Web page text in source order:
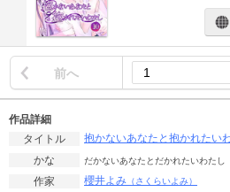
前へ
作品詳細
タイトル
抱かないあなたと抱かれたい
かな
だかないあなたとだかれたいわたし
作家 櫻井よみ （さくらいよみ）